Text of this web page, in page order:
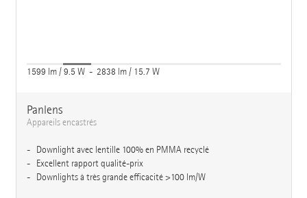
1599 lm / 9.5 W - 2838 lm / 15.7 W
Panlens
Appareils encastrés
Downlight avec lentille 100% en PMMA recyclé
Excellent rapport qualité-prix
Downlights à très grande efficacité >100 lm/W